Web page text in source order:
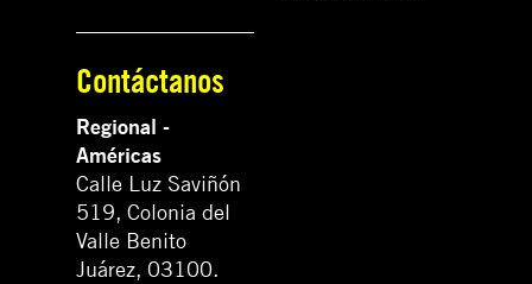
Contáctanos
Regional -
Américas
Calle Luz Saviñón
519, Colonia del
Valle Benito
Juárez, 03100.